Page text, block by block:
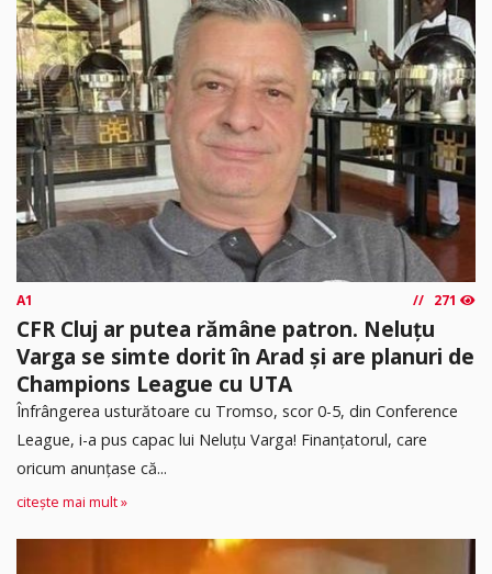
A1 271
CFR Cluj ar putea rămâne patron. Neluțu
Varga se simte dorit în Arad și are planuri de
Champions League cu UTA
Înfrângerea usturătoare cu Tromso, scor 0-5, din Conference
League, i-a pus capac lui Neluțu Varga! Finanțatorul, care
oricum anunțase că...
citește mai mult »